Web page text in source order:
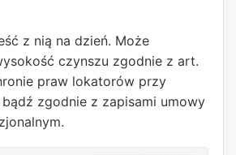
z nią na dzień. Może
czynszu zgodnie z art.
praw lokatorów przy
bądź zgodnie z zapisami umowy